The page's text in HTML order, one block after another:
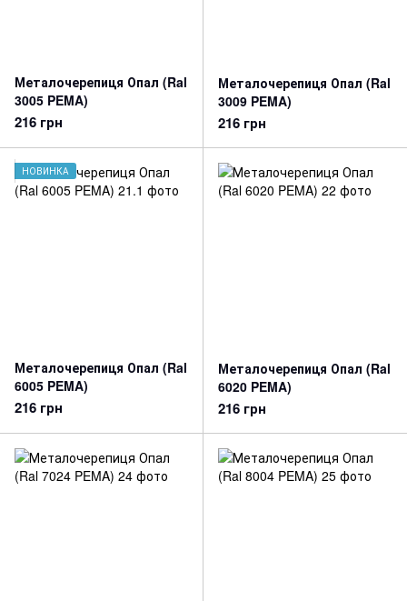
Металочерепиця Опал (Ral
3005 PEMA)
216 грн
Металочерепиця Опал (Ral
3009 PEMA)
216 грн
НОВИНКА
Металочерепиця Опал (Ral
6005 PEMA)
216 грн
Металочерепиця Опал (Ral
6020 PEMA)
216 грн